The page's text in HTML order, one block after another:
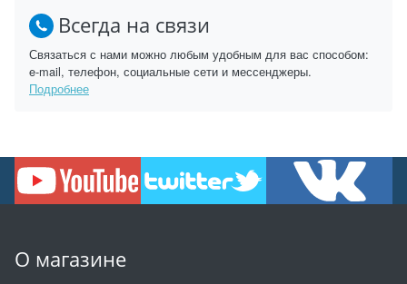
Всегда на связи
Связаться с нами можно любым удобным для вас способом:
e-mail, телефон, социальные сети и мессенджеры.
Подробнее
О магазине